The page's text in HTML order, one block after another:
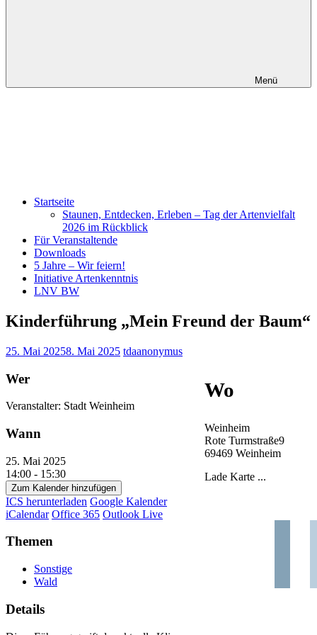
Menü
Startseite
Staunen, Entdecken, Erleben – Tag der Artenvielfalt
2026 im Rückblick
Für Veranstaltende
Downloads
5 Jahre – Wir feiern!
Initiative Artenkenntnis
LNV BW
Kinderführung „Mein Freund der Baum“
25. Mai 20258. Mai 2025 tdaanonymus
Wer
Veranstalter: Stadt Weinheim
Wann
25. Mai 2025
14:00 - 15:30
Zum Kalender hinzufügen
ICS herunterladen Google Kalender
iCalendar Office 365 Outlook Live
Themen
Sonstige
Wald
Details
Wo
Weinheim
Rote Turmstraße9
69469 Weinheim
Lade Karte ...